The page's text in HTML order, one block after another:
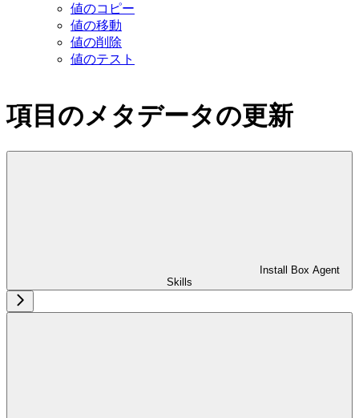
値のコピー
値の移動
値の削除
値のテスト
項目のメタデータの更新
Install Box Agent
Skills